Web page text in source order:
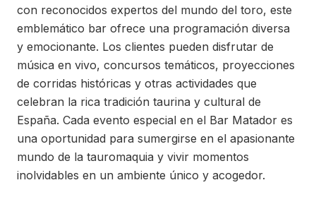
con reconocidos expertos del mundo del toro, este
emblemático bar ofrece una programación diversa
y emocionante. Los clientes pueden disfrutar de
música en vivo, concursos temáticos, proyecciones
de corridas históricas y otras actividades que
celebran la rica tradición taurina y cultural de
España. Cada evento especial en el Bar Matador es
una oportunidad para sumergirse en el apasionante
mundo de la tauromaquia y vivir momentos
inolvidables en un ambiente único y acogedor.